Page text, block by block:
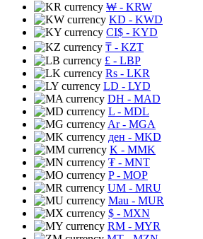
₩ - KRW
KD - KWD
CI$ - KYD
₸ - KZT
£ - LBP
Rs - LKR
LD - LYD
DH - MAD
L - MDL
Ar- MGA
ден - MKD
K - MMK
₮ - MNT
P- MOP
UM - MRU
Mau - MUR
$ - MXN
RM - MYR